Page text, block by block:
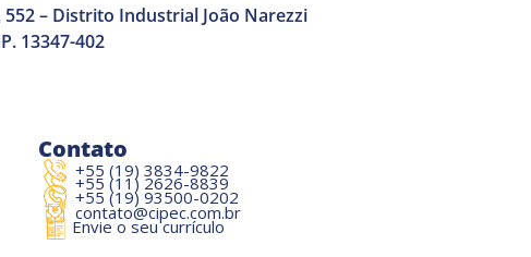
– Distrito Industrial João Narezzi
13347-402
Contato
+55 (19) 3834-9822
+55 (11) 2626-8839
+55 (19) 93500-0202
contato@cipec.com.br
Envie o seu currículo